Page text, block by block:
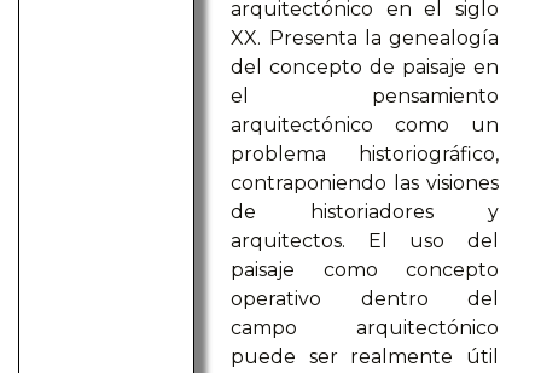
arquitectónico en el siglo
XX. Presenta la genealogía
del concepto de paisaje en
el pensamiento
arquitectónico como un
problema historiográfico,
contraponiendo las visiones
de historiadores y
arquitectos. El uso del
paisaje como concepto
operativo dentro del
campo arquitectónico
puede ser realmente útil